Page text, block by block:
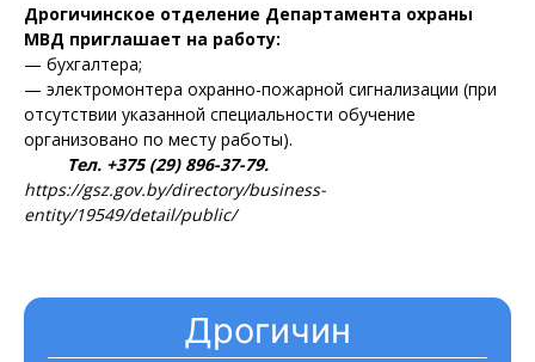
Дрогичинское отделение Департамента охраны
МВД приглашает на работу:
— бухгалтера;
— электромонтера охранно-пожарной сигнализации (при
отсутствии указанной специальности обучение
организовано по месту работы).
Тел. +375 (29) 896-37-79.
https://gsz.gov.by/directory/business-
entity/19549/detail/public/
Дрогичин